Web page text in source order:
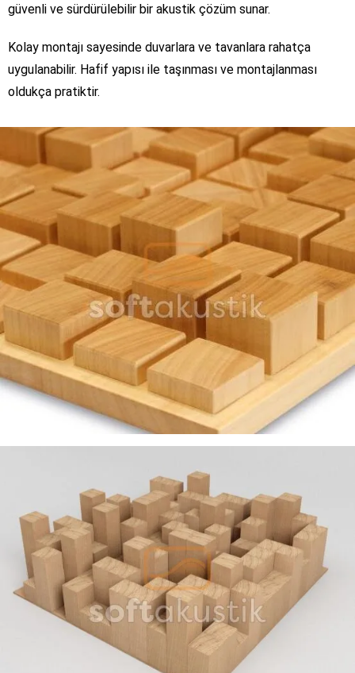
güvenli ve sürdürülebilir bir akustik çözüm sunar.
Kolay montajı sayesinde duvarlara ve tavanlara rahatça
uygulanabilir. Hafif yapısı ile taşınması ve montajlanması
oldukça pratiktir.